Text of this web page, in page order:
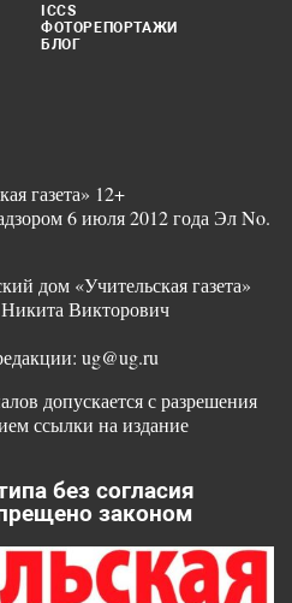
ICCS
ФОТОРЕПОРТАЖИ
БЛОГ
газета» 12+
6 июля 2012 года Эл No.
дом «Учительская газета»
Викторович
ug@ug.ru
допускается с разрешения
ссылки на издание
без согласия
законом